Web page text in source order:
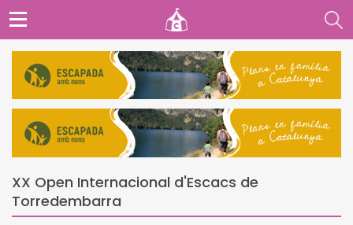
XX Open Internacional d'Escacs de
Torredembarra